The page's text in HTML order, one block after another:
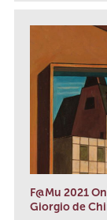
F@Mu 2021
Giorgio de